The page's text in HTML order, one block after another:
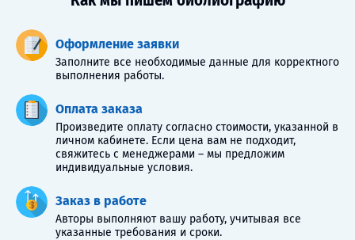
Оформление заявки
Заполните все необходимые данные для корректного
выполнения работы.
Оплата заказа
Произведите оплату согласно стоимости, указанной в
личном кабинете. Если цена вам не подходит,
свяжитесь с менеджерами – мы предложим
индивидуальные условия.
Заказ в работе
Авторы выполняют вашу работу, учитывая все
указанные требования и сроки.